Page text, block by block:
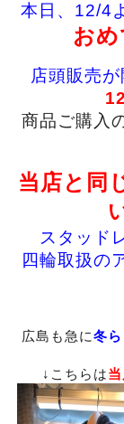
本日、12/4
お
店頭販売
商品ご購入
当店と同
スタッド
四輪取扱の
広島も急に冬
↓こちらは